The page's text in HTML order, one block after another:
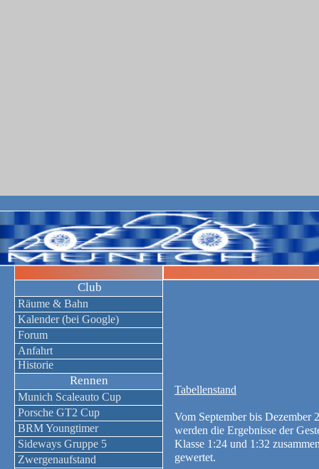
Rennen
Porsche GT2 Cup
Munich Scaleauto Cup
Kalender (bei Google)
Club
Räume & Bahn
Historie
Anfahrt
Forum
BRM Youngtimer
Sideways Gruppe 5
Zwergenaufstand
Tabellenstand
Vom September bis Dezember
werden die Ergebnisse der
Klasse 1:24 und 1:32
gewertet.